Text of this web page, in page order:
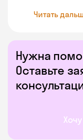
Нужна
Оставьте
Читать